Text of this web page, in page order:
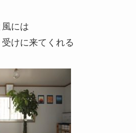
には
けに来てくれる